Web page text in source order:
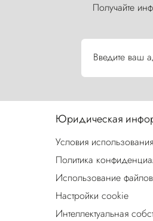
Получайте
Введите ваш
Юридическая
Условия использования
Политика
Использование
Настройки cookie
Интеллектуальная